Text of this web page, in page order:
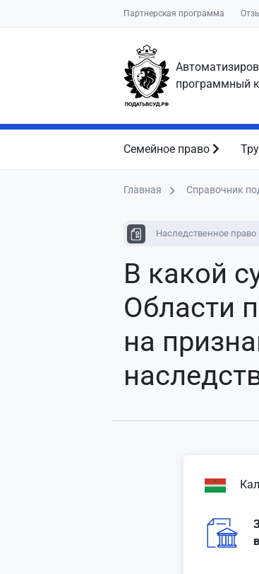
Партнерская программа
программный
Семейное право
Главная Справочник
Наследственное право
В какой
Области
на